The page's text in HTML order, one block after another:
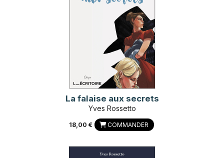
La falaise aux secrets
Yves Rossetto
18,00 € COMMANDER